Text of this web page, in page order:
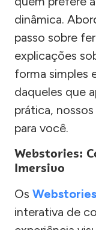
dinâmica.
passo sobre
explicações
forma simples
daqueles que
prática,
para você.
Webstories:
Imersivo
Os Webstories
interativa de